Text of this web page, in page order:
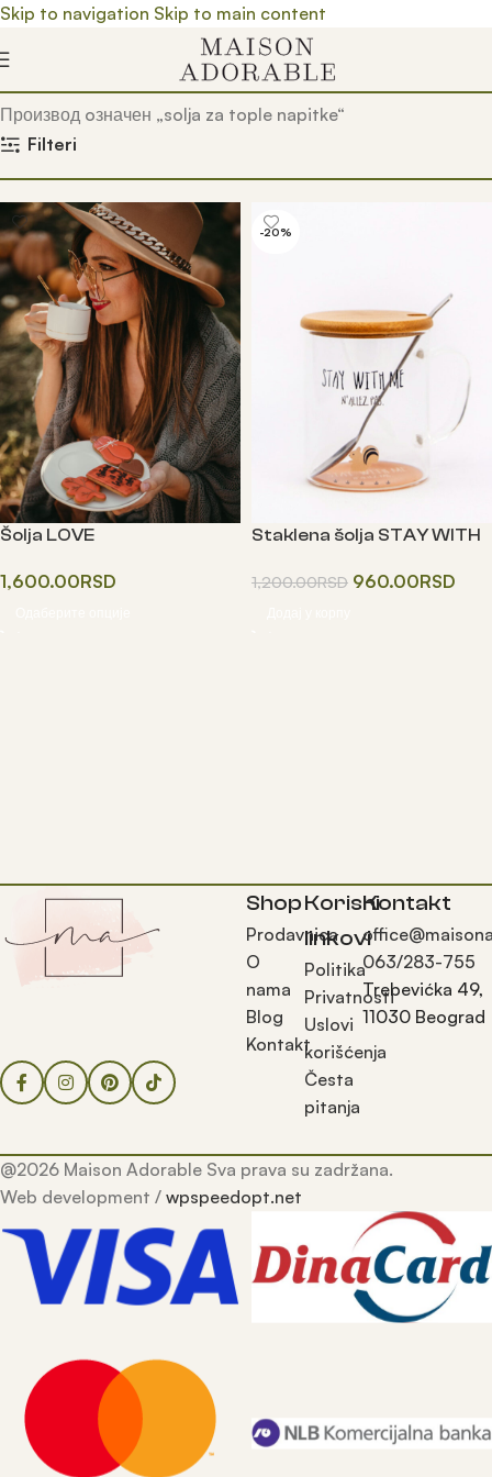
Skip to navigation Skip to main content
Почетна/ Prodavnica/
Производ oзначен „solja za tople napitke“
Filteri
Šolja LOVE
1,600.00RSD
-20%
Staklena šolja STAY WITH
1,200.00RSD 960.00RSD
Shop
Prodavnica
O
nama
Blog
Kontakt
Korisni
linkovi
Politika
Privatnosti
Uslovi
korišćenja
Česta
pitanja
Kontakt
063/283-755
Trebevićka 49,
11030 Beograd
@2026 Maison Adorable Sva prava su zadržana.
Web development / wpspeedopt.net